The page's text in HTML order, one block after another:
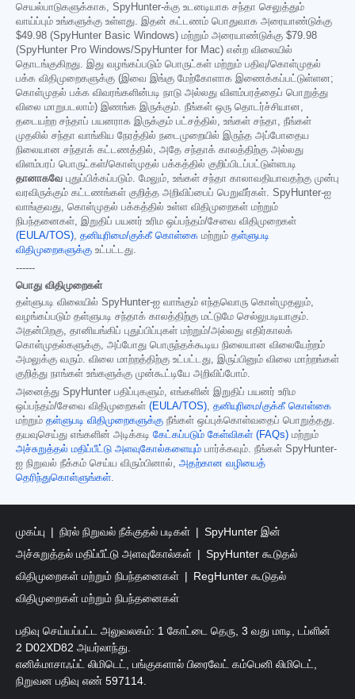
செயல்பாடுகளுக்காக, SpyHunter-க்கு உடனடியாக சந்தா செலுத்தும்
வாய்ப்பும் உங்களுக்கு உள்ளது. இதன் கட்டணம் பொதுவாக அரையாண்டுக்கு
$49.98 (SpyHunter Basic Windows) மற்றும் அரையாண்டுக்கு $79.98
(SpyHunter Pro Windows/SpyHunter for Mac) என்ற விலையில்
தொடங்குகிறது. இது வழங்கப்படும் பொருட்கள் மற்றும் பதிவு/கொள்முதல்
பக்க விதிமுறைகளுக்கு (இவை இங்கு மேற்கோளாக இணைக்கப்பட்டுள்ளன;
கொள்முதல் பக்க விவரங்களின்படி நாடு அல்லது விளம்பரத்தைப் பொறுத்து
விலை மாறுபடலாம்) இணங்க இருக்கும். நீங்கள் ஒரு தொடர்ச்சியான,
தடையற்ற சந்தாப் பயனராக இருக்கும் பட்சத்தில், உங்கள் சந்தா, நீங்கள்
முதலில் சந்தா வாங்கிய நேரத்தில் நடைமுறையில் இருந்த அப்போதைய
நிலையான சந்தாக் கட்டணத்தில், அதே சந்தாக் காலத்திற்கு அல்லது
விளம்பரப் பொருட்கள்/கொள்முதல் பக்கத்தில் குறிப்பிடப்பட்டுள்ளபடி
தானாகவே புதுப்பிக்கப்படும். மேலும், உங்கள் சந்தா காலாவதியாவதற்கு முன்பு
வரவிருக்கும் கட்டணங்கள் குறித்த அறிவிப்பைப் பெறுவீர்கள். SpyHunter-ஐ
வாங்குவது, கொள்முதல் பக்கத்தில் உள்ள விதிமுறைகள் மற்றும்
நிபந்தனைகள், இறுதிப் பயனர் உரிம ஒப்பந்தம்/சேவை விதிமுறைகள்
(EULA/TOS), தனியுரிமை/குக்கீ கொள்கை மற்றும் தள்ளுபடி
விதிமுறைகளுக்கு உட்பட்டது.
------
பொது விதிமுறைகள்
தள்ளுபடி விலையில் SpyHunter-ஐ வாங்கும் எந்தவொரு கொள்முதலும்,
வழங்கப்படும் தள்ளுபடி சந்தாக் காலத்திற்கு மட்டுமே செல்லுபடியாகும்.
அதன்பிறகு, தானியங்கிப் புதுப்பிப்புகள் மற்றும்/அல்லது எதிர்காலக்
கொள்முதல்களுக்கு, அப்போது பொருந்தக்கூடிய நிலையான விலையேற்றம்
அமலுக்கு வரும். விலை மாற்றத்திற்கு உட்பட்டது, இருப்பினும் விலை மாற்றங்கள்
குறித்து நாங்கள் உங்களுக்கு முன்கூட்டியே அறிவிப்போம்.
அனைத்து SpyHunter பதிப்புகளும், எங்களின் இறுதிப் பயனர் உரிம
ஒப்பந்தம்/சேவை விதிமுறைகள் (EULA/TOS), தனியுரிமை/குக்கீ கொள்கை
மற்றும் தள்ளுபடி விதிமுறைகளுக்கு நீங்கள் ஒப்புக்கொள்வதைப் பொறுத்தது.
தயவுசெய்து எங்களின் அடிக்கடி கேட்கப்படும் கேள்விகள் (FAQs) மற்றும்
அச்சுறுத்தல் மதிப்பீட்டு அளவுகோல்களையும் பார்க்கவும். நீங்கள் SpyHunter-
ஐ நிறுவல் நீக்கம் செய்ய விரும்பினால், அதற்கான வழியைத்
தெரிந்துகொள்ளுங்கள்.
முகப்பு நிரல் நிறுவல் நீக்குதல் படிகள்
SpyHunter இன்
அச்சுறுத்தல் மதிப்பீட்டு அளவுகோல்கள்
SpyHunter கூடுதல்
விதிமுறைகள் மற்றும் நிபந்தனைகள்
RegHunter கூடுதல்
விதிமுறைகள் மற்றும் நிபந்தனைகள்
பதிவு செய்யப்பட்ட அலுவலகம்: 1 கோட்டை தெரு, 3 வது மாடி, டப்ளின்
2 D02XD82 அயர்லாந்து.
எனிக்மாசாஃப்ட் லிமிடெட், பங்குகளால் பிரைவேட் கம்பெனி லிமிடெட்,
நிறுவன பதிவு எண் 597114.